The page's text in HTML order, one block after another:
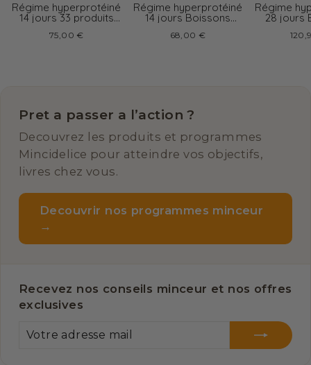
Régime hyperprotéiné
14 jours 33 produits
75,00 €
Régime hyperprotéiné
14 jours Boissons
68,00 €
Régime
28 jours
Pret a passer a l’action ?
Decouvrez les produits et programmes
Mincidelice pour atteindre vos objectifs,
livres chez vous.
Decouvrir nos programmes minceur
→
Recevez nos conseils minceur et nos offres
exclusives
ADRESSE
S'INSCRIRE